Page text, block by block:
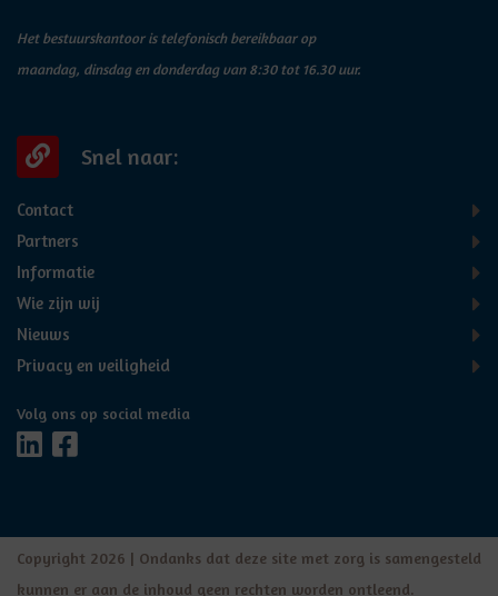
Het bestuurskantoor is telefonisch bereikbaar op
maandag, dinsdag en donderdag van 8:30 tot 16.30 uur.
Snel naar:
Contact
Partners
Informatie
Wie zijn wij
Nieuws
Privacy en veiligheid
Volg ons op social media
Copyright 2026 | Ondanks dat deze site met zorg is samengesteld
kunnen er aan de inhoud geen rechten worden ontleend.